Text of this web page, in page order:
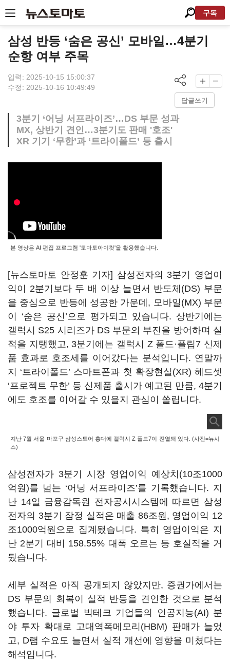
구독
삼성 반등 ‘숨은 공신’ 모바일…4분기
순항 여부 주목
입력: 2025-10-15 15:00:37
수정: 2025-10-16 10:49:49
답글쓰기
3분기 ‘어닝 서프라이즈’…DS 부문 성과
MX, 상반기 견인…3분기도 판매 '호조'
XR 기기 ‘무한’과 ‘트라이폴드’ 등 출시
본 영상은 AI 편집 프로그램 '토마토아이컷'을 활용했습니다.
[뉴스토마토 안정훈 기자] 삼성전자의 3분기 영업이
익이 2분기보다 두 배 이상 늘면서 반도체(DS) 부문
을 중심으로 반등에 성공한 가운데, 모바일(MX) 부문
이 ‘숨은 공신’으로 평가되고 있습니다. 상반기에는
갤럭시 S25 시리즈가 DS 부문의 부진을 방어하며 실
적을 지탱했고, 3분기에는 갤럭시 Z 폴드·플립7 신제
품 효과로 호조세를 이어갔다는 분석입니다. 연말까
지 ‘트라이폴드’ 스마트폰과 첫 확장현실(XR) 헤드셋
‘프로젝트 무한’ 등 신제품 출시가 예고된 만큼, 4분기
에도 호조를 이어갈 수 있을지 관심이 쏠립니다.
지난 7월 서울 마포구 삼성스토어 홍대에 갤럭시 Z 폴드7이 진열돼 있다. (사진=뉴시
스)
삼성전자가 3분기 시장 영업이익 예상치(10조1000
억원)를 넘는 ‘어닝 서프라이즈’를 기록했습니다. 지
난 14일 금융감독원 전자공시시스템에 따르면 삼성
전자의 3분기 잠정 실적은 매출 86조원, 영업이익 12
조1000억원으로 집계됐습니다. 특히 영업이익은 지
난 2분기 대비 158.55% 대폭 오르는 등 호실적을 거
뒀습니다.
세부 실적은 아직 공개되지 않았지만, 증권가에서는
DS 부문의 회복이 실적 반등을 견인한 것으로 분석
했습니다. 글로벌 빅테크 기업들의 인공지능(AI) 분
야 투자 확대로 고대역폭메모리(HBM) 판매가 늘었
고, D램 수요도 늘면서 실적 개선에 영향을 미쳤다는
해석입니다.